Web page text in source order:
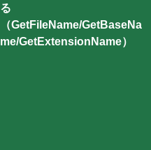
る
（GetFileName/GetBaseNa
me/GetExtensionName）